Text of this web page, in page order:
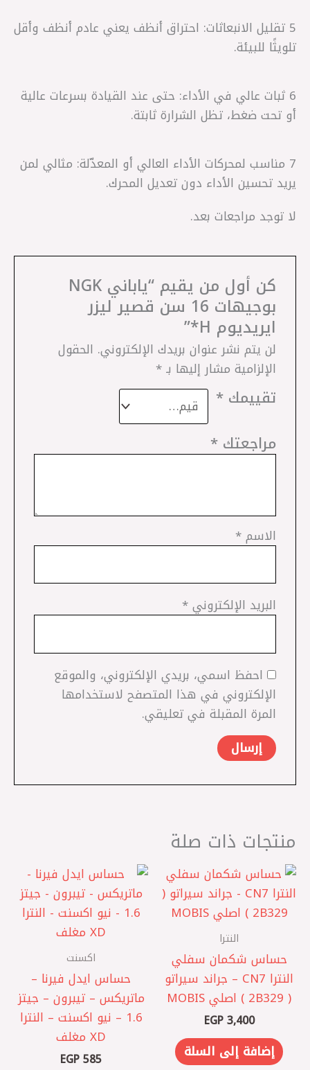
5 تقليل الانبعاثات: احتراق أنظف يعني عادم أنظف وأقل
تلويثًا للبيئة.
6 ثبات عالي في الأداء: حتى عند القيادة بسرعات عالية
أو تحت ضغط، تظل الشرارة ثابتة.
7 مناسب لمحركات الأداء العالي أو المعدّلة: مثالي لمن
يريد تحسين الأداء دون تعديل المحرك.
لا توجد مراجعات بعد.
كن أول من يقيم “ياباني NGK
بوجيهات 16 سن قصير ليزر
ايريديوم H*”
لن يتم نشر عنوان بريدك الإلكتروني. الحقول
الإلزامية مشار إليها بـ*
تقييمك*
مراجعتك*
الاسم*
البريد الإلكتروني*
احفظ اسمي، بريدي الإلكتروني، والموقع
الإلكتروني في هذا المتصفح لاستخدامها
المرة المقبلة في تعليقي.
منتجات ذات صلة
النترا
حساس شكمان سفلي
النترا CN7 – جراند سيراتو
( 2B329 ) اصلي MOBIS
EGP3,400
إضافة إلى السلة
اكسنت
حساس ايدل فيرنا –
ماتريكس – تيبرون – جيتز
1.6 – نيو اكسنت – النترا
XD مغلف
EGP585